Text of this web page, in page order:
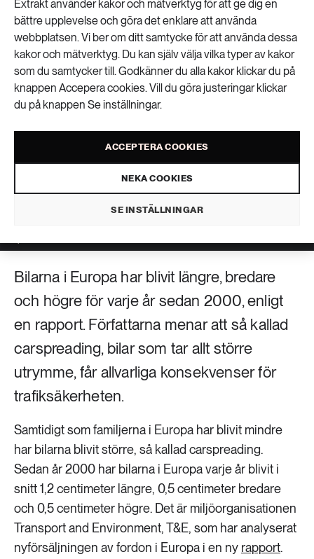
Extrakt använder kakor och mätverktyg för att ge dig en
bättre upplevelse och göra det enklare att använda
webbplatsen. Vi ber om ditt samtycke för att använda dessa
kakor och mätverktyg. Du kan själv välja vilka typer av kakor
som du samtycker till. Godkänner du alla kakor klickar du på
knappen Accepera cookies. Vill du göra justeringar klickar
du på knappen Se inställningar.
ACCEPTERA COOKIES
NEKA COOKIES
SE INSTÄLLNINGAR
I bilolyckor med fotgängare och cyklister är storleken på bilen avgörande för hur
Bilarna i Europa har blivit längre, bredare
och högre för varje år sedan 2000, enligt
en rapport. Författarna menar att så kallad
carspreading, bilar som tar allt större
utrymme, får allvarliga konsekvenser för
trafiksäkerheten.
Samtidigt som familjerna i Europa har blivit mindre
har bilarna blivit större, så kallad carspreading.
Sedan år 2000 har bilarna i Europa varje år blivit i
snitt 1,2 centimeter längre, 0,5 centimeter bredare
och 0,5 centimeter högre. Det är miljöorganisationen
Transport and Environment, T&E, som har analyserat
nyförsäljningen av fordon i Europa i en ny rapport.